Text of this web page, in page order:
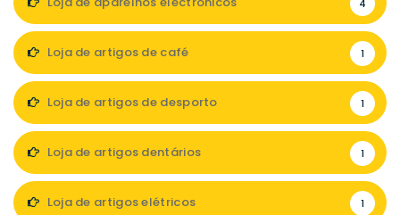
4
Loja de artigos de café 1
Loja de artigos de desporto 1
Loja de artigos dentários 1
Loja de artigos elétricos 1